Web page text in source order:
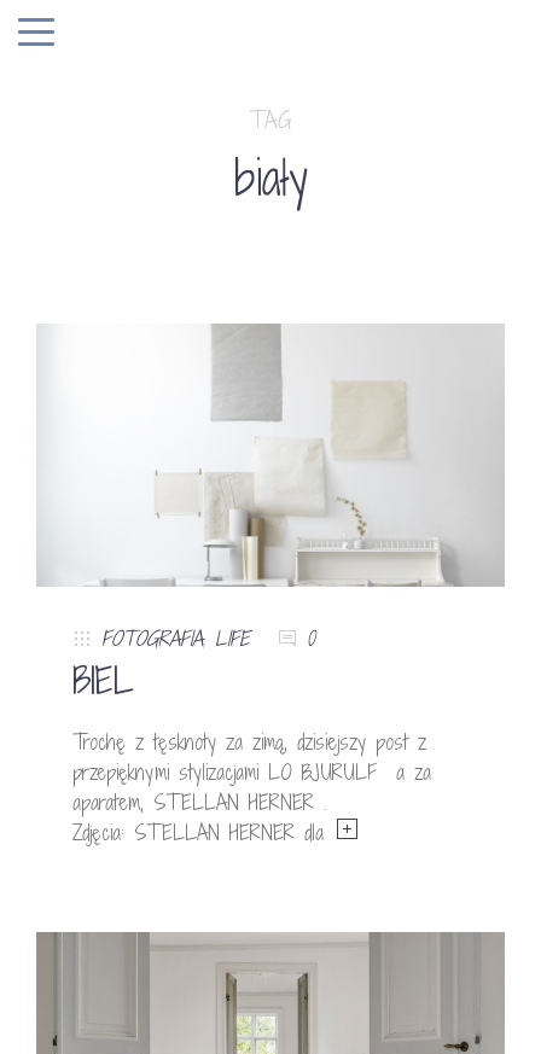
TAG
biały
FOTOGRAFIA, LIFE 0
BIEL
Trochę z tęsknoty za zimą, dzisiejszy post z
przepięknymi stylizacjami LO BJURULF a za
aparatem, STELLAN HERNER .
Zdjęcia: STELLAN HERNER dla